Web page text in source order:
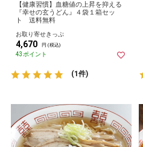
【健康習慣】血糖値の上昇を抑える
『幸せの玄うどん』４袋１箱セッ
ト 送料無料
お取り寄せきっぷ
4,670 円 (税込)
43ポイント
(1件)